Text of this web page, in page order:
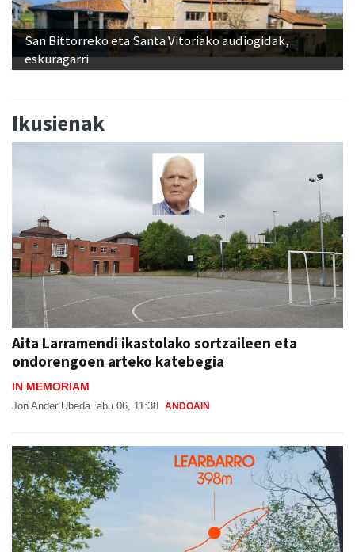
San Bittorreko eta Santa Vitoriako audiogidak,
eskuragarri
ondorengoen arteko katebegia